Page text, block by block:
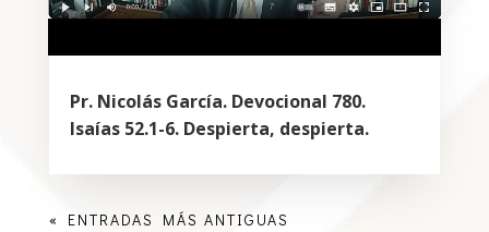
Pr. Nicolás García. Devocional 780.
Isaías 52.1-6. Despierta, despierta.
« ENTRADAS MÁS ANTIGUAS